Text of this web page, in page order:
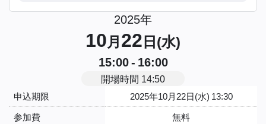
2025年
10月22日(水)
15:00 - 16:00
開場時間 14:50
申込期限
2025年10月22日(水) 13:30
参加費
無料